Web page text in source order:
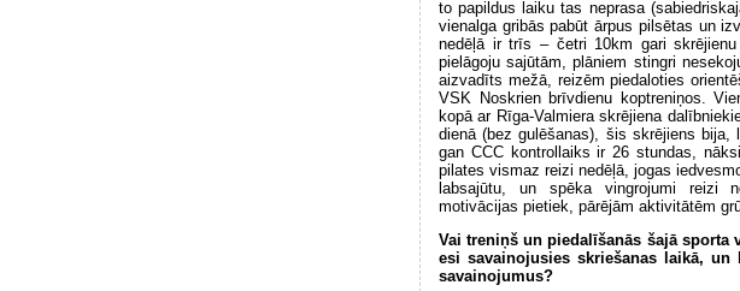
to papildus laiku tas neprasa
vienalga gribās pabūt ārpus pilsētas un
nedēļā ir trīs – četri 10km gari
pielāgoju sajūtām, plāniem stingri
aizvadīts mežā, reizēm piedaloties
VSK Noskrien brīvdienu koptreniņos.
kopā ar Rīga-Valmiera skrējiena
dienā (bez gulēšanas), šis skrējiens
gan CCC kontrollaiks ir 26 stundas,
pilates vismaz reizi nedēļā, jogas
labsajūtu, un spēka vingrojumi reizi
motivācijas pietiek, pārējām aktivitātēm
Vai treniņš un piedalīšanās šajā sporta
esi savainojusies skriešanas laikā,
savainojumus?